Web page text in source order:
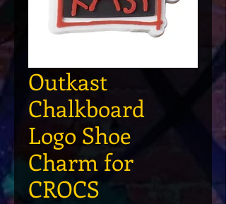
Outkast
Chalkboard
Logo Shoe
Charm for
CROCS